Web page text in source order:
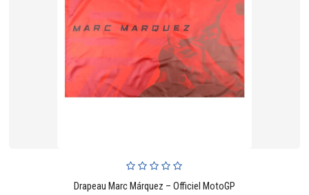
Drapeau Marc Márquez – Officiel MotoGP